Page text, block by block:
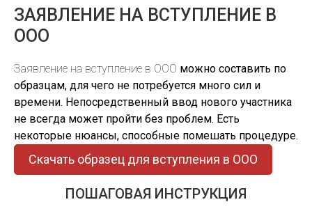
ЗАЯВЛЕНИЕ НА ВСТУПЛЕНИЕ В
ООО
Заявление на вступление в ООО можно составить по
образцам, для чего не потребуется много сил и
времени. Непосредственный ввод нового участника
не всегда может пройти без проблем. Есть
некоторые нюансы, способные помешать процедуре.
Скачать образец для вступления в ООО
ПОШАГОВАЯ ИНСТРУКЦИЯ